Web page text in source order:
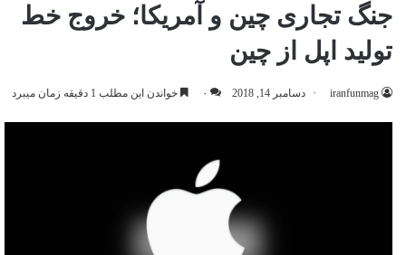
جنگ تجاری چین و آمریکا؛ خروج خط
تولید اپل از چین
iranfunmag دسامبر 14, 2018 ۰ خواندن این مطلب 1 دقیقه زمان میبرد